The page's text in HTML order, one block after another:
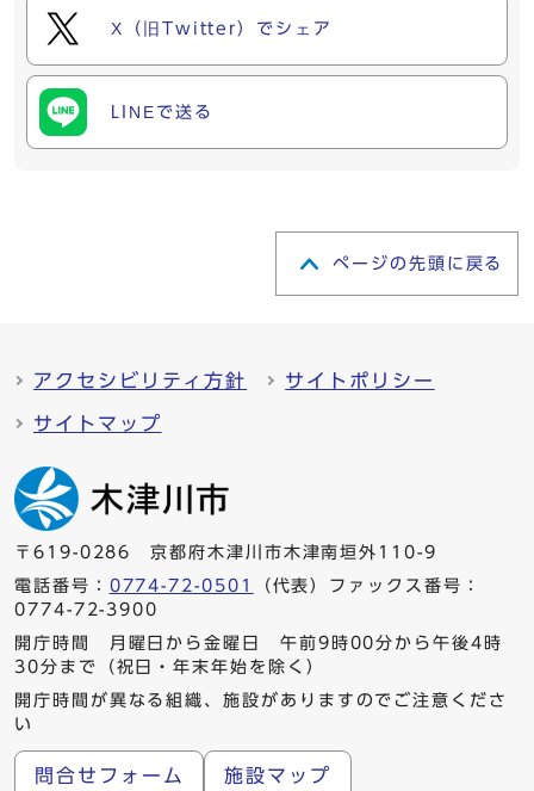
X（旧Twitter）でシェア
LINEで送る
ページの先頭に戻る
アクセシビリティ方針 サイトポリシー
サイトマップ
〒619-0286 京都府木津川市木津南垣外110-9
電話番号： 0774-72-0501
（代表）ファックス番号：
0774-72-3900
開庁時間 月曜日から金曜日 午前9時00分から午後4時
30分まで（祝日・年末年始を除く）
開庁時間が異なる組織、施設がありますのでご注意くださ
い
問合せフォーム 施設マップ